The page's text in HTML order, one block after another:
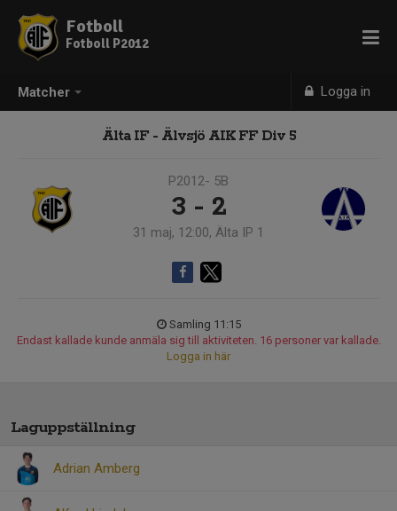
Matcher Logga in
Fotboll
Fotboll P2012
Älta IF - Älvsjö AIK FF Div 5
P2012- 5B
3 - 2
31 maj, 12:00, Älta IP 1
Samling 11:15
Endast kallade kunde anmäla sig till aktiviteten. 16 personer var kallade.
Logga in här
Laguppställning
Adrian Amberg